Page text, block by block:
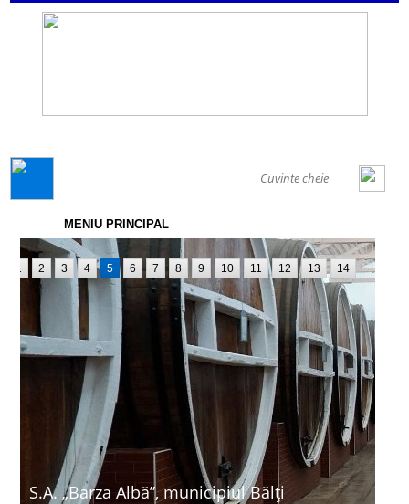
MENIU PRINCIPAL
S.A. „Barza Albă”, municipiul Bălți
1 2 3 4 5 6 7 8 9 10 11 12 13 14